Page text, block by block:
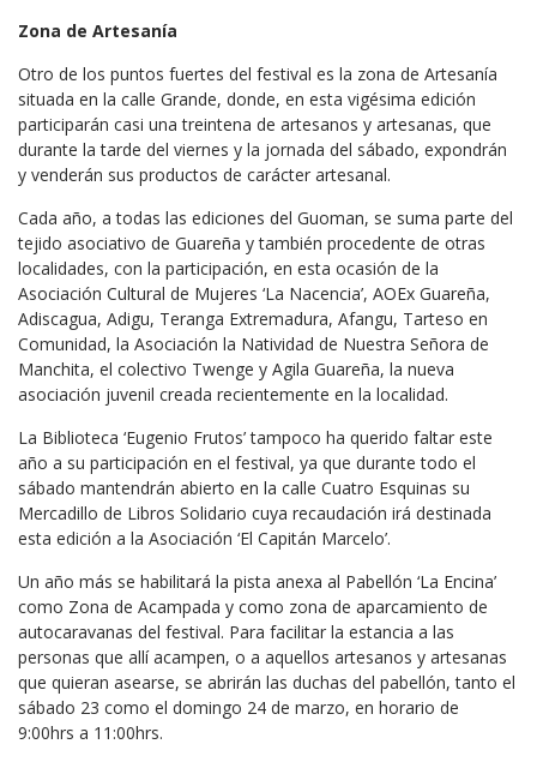
Zona de Artesanía
Otro de los puntos fuertes del festival es la zona de Artesanía
situada en la calle Grande, donde, en esta vigésima edición
participarán casi una treintena de artesanos y artesanas, que
durante la tarde del viernes y la jornada del sábado, expondrán
y venderán sus productos de carácter artesanal.
Cada año, a todas las ediciones del Guoman, se suma parte del
tejido asociativo de Guareña y también procedente de otras
localidades, con la participación, en esta ocasión de la
Asociación Cultural de Mujeres ‘La Nacencia’, AOEx Guareña,
Adiscagua, Adigu, Teranga Extremadura, Afangu, Tarteso en
Comunidad, la Asociación la Natividad de Nuestra Señora de
Manchita, el colectivo Twenge y Agila Guareña, la nueva
asociación juvenil creada recientemente en la localidad.
La Biblioteca ‘Eugenio Frutos’ tampoco ha querido faltar este
año a su participación en el festival, ya que durante todo el
sábado mantendrán abierto en la calle Cuatro Esquinas su
Mercadillo de Libros Solidario cuya recaudación irá destinada
esta edición a la Asociación ‘El Capitán Marcelo’.
Un año más se habilitará la pista anexa al Pabellón ‘La Encina’
como Zona de Acampada y como zona de aparcamiento de
autocaravanas del festival. Para facilitar la estancia a las
personas que allí acampen, o a aquellos artesanos y artesanas
que quieran asearse, se abrirán las duchas del pabellón, tanto el
sábado 23 como el domingo 24 de marzo, en horario de
9:00hrs a 11:00hrs.